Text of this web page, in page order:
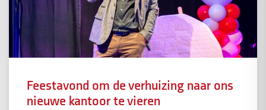
Feestavond om de verhuizing naar ons
nieuwe kantoor te vieren